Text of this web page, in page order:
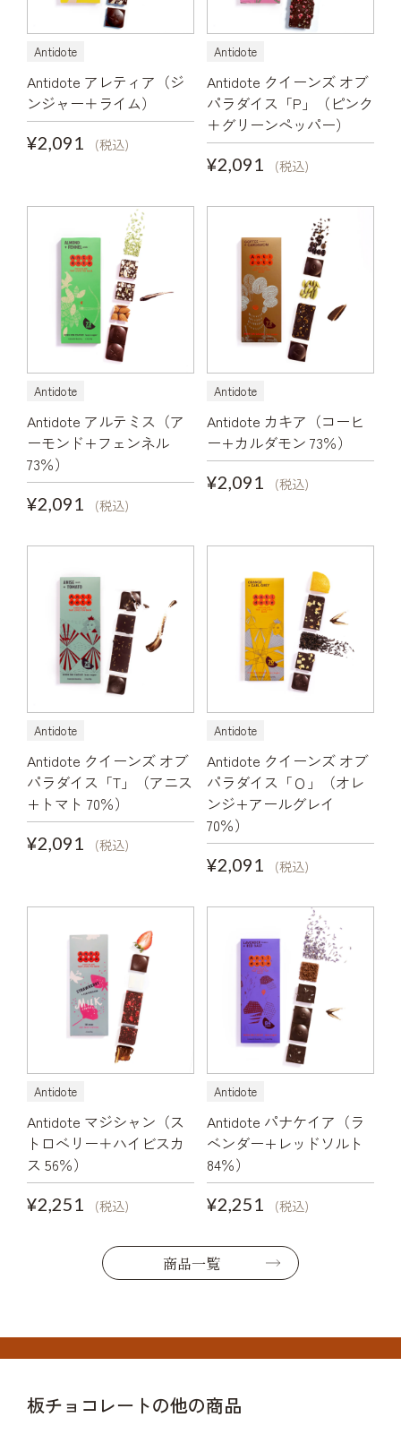
Antidote
Antidote アレティア（ジ
ンジャー＋ライム）
¥2,091
(税込)
Antidote
Antidote クイーンズ オブ
パラダイス「P」（ピンク
＋グリーンペッパー）
¥2,091
(税込)
Antidote
Antidote アルテミス（ア
ーモンド+フェンネル
73％）
¥2,091
(税込)
Antidote
Antidote カキア（コーヒ
ー+カルダモン 73％）
¥2,091
(税込)
Antidote
Antidote クイーンズ オブ
パラダイス「T」（アニス
+トマト 70％）
¥2,091
(税込)
Antidote
Antidote クイーンズ オブ
パラダイス「Ｏ」（オレ
ンジ+アールグレイ
70％）
¥2,091
(税込)
Antidote
Antidote マジシャン（ス
トロベリー＋ハイビスカ
ス 56％）
¥2,251
(税込)
Antidote
Antidote パナケイア（ラ
ベンダー+レッドソルト
84％）
¥2,251
(税込)
商品一覧
板チョコレートの他の商品